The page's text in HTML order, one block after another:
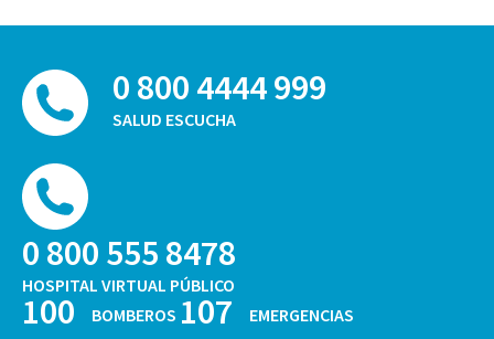
0 800 4444 999
SALUD ESCUCHA
0 800 555 8478
HOSPITAL VIRTUAL PÚBLICO
100 BOMBEROS 107 EMERGENCIAS